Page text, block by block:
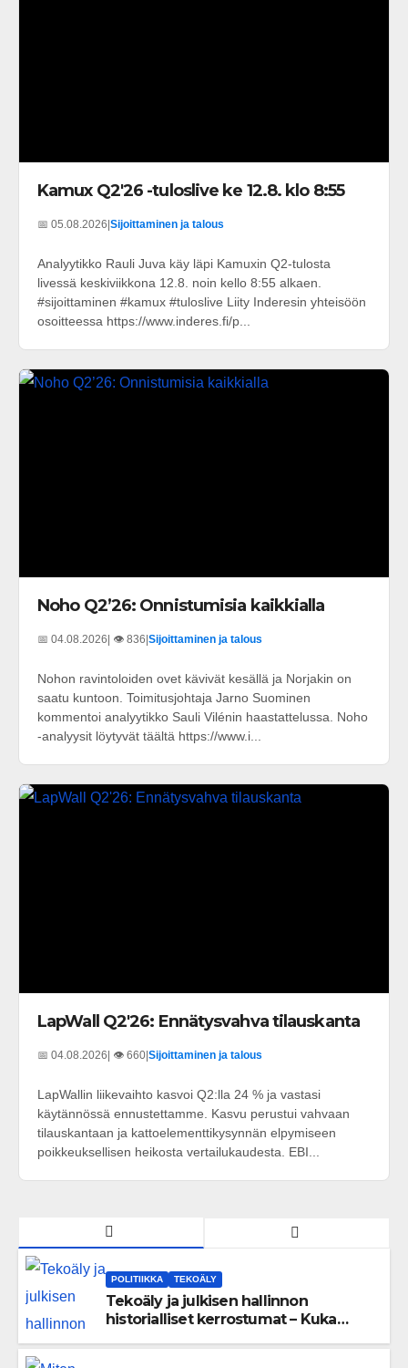
Kamux Q2'26 -tuloslive ke 12.8. klo 8:55
📅 05.08.2026 Sijoittaminen ja talous
Analyytikko Rauli Juva käy läpi Kamuxin Q2-tulosta
livessä keskiviikkona 12.8. noin kello 8:55 alkaen.
#sijoittaminen #kamux #tuloslive Liity Inderesin yhteisöön
osoitteessa https://www.inderes.fi/p...
Noho Q2’26: Onnistumisia kaikkialla
📅 04.08.2026 | 👁️ 836 Sijoittaminen ja talous
Nohon ravintoloiden ovet kävivät kesällä ja Norjakin on
saatu kuntoon. Toimitusjohtaja Jarno Suominen
kommentoi analyytikko Sauli Vilénin haastattelussa. Noho
-analyysit löytyvät täältä https://www.i...
LapWall Q2'26: Ennätysvahva tilauskanta
📅 04.08.2026| 👁️ 660|Sijoittaminen ja talous
LapWallin liikevaihto kasvoi Q2:lla 24 % ja vastasi
käytännössä ennustettamme. Kasvu perustui vahvaan
tilauskantaan ja kattoelementtikysynnän elpymiseen
poikkeuksellisen heikosta vertailukaudesta. EBI...
POLITIIKKA TEKOÄLY
Tekoäly ja julkisen hallinnon
historialliset kerrostumat – Kuka